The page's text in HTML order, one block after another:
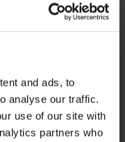
and ads, to
analyse our traffic.
use of our site with
partners who